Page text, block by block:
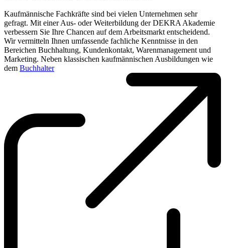
Kaufmännische Fachkräfte sind bei vielen Unternehmen sehr
gefragt. Mit einer Aus- oder Weiterbildung der DEKRA Akademie
verbessern Sie Ihre Chancen auf dem Arbeitsmarkt entscheidend.
Wir vermitteln Ihnen umfassende fachliche Kenntnisse in den
Bereichen Buchhaltung, Kundenkontakt, Warenmanagement und
Marketing. Neben klassischen kaufmännischen Ausbildungen wie
dem Buchhalter